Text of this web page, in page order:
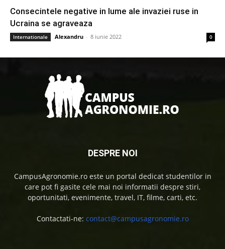
Consecintele negative in lume ale invaziei ruse in
Ucraina se agraveaza
Internationale Alexandru - 8 iunie 2022 0
DESPRE NOI
CampusAgronomie.ro este un portal dedicat studentilor in
care pot fi gasite cele mai noi informatii despre stiri,
oportunitati, evenimente, travel, IT, filme, carti, etc.
Contactati-ne: contact@campusagronomie.ro